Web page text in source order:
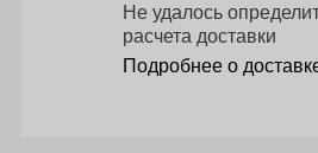
Не удалось
расчета доставки
Подробнее о